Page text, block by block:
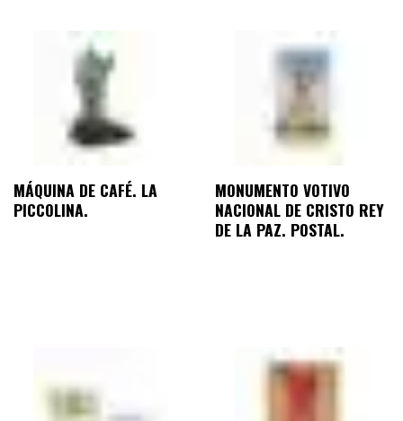
MÁQUINA DE CAFÉ. LA
PICCOLINA.
MONUMENTO VOTIVO
NACIONAL DE CRISTO REY
DE LA PAZ. POSTAL.